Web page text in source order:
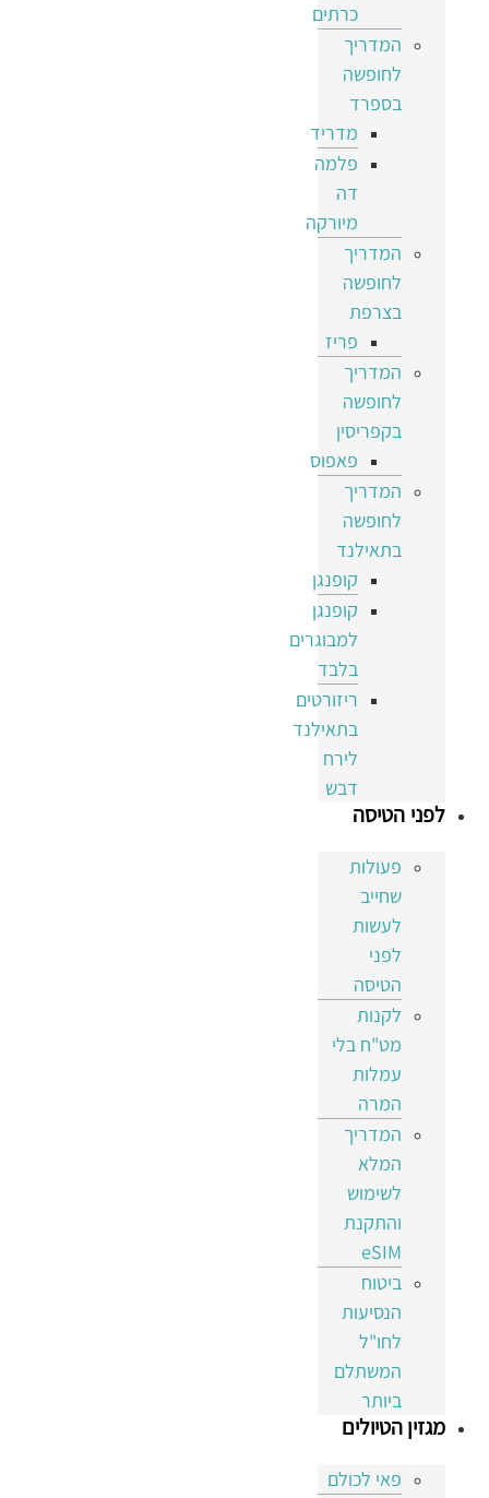
כרתים
המדריך
לחופשה
בספרד
מדריד
פלמה
דה
מיורקה
המדריך
לחופשה
בצרפת
פריז
המדריך
לחופשה
בקפריסין
פאפוס
המדריך
לחופשה
בתאילנד
קופנגן
קופנגן
למבוגרים
בלבד
ריזורטים
בתאילנד
לירח
דבש
לפני הטיסה
פעולות
שחייב
לעשות
לפני
הטיסה
לקנות
מט"ח בלי
עמלות
המרה
המדריך
המלא
לשימוש
והתקנת
eSIM
ביטוח
הנסיעות
לחו"ל
המשתלם
ביותר
מגזין הטיולים
פאי לכולם